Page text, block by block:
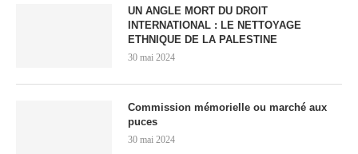
UN ANGLE MORT DU DROIT
INTERNATIONAL : LE NETTOYAGE
ETHNIQUE DE LA PALESTINE
30 mai 2024
Commission mémorielle ou marché aux
puces
30 mai 2024